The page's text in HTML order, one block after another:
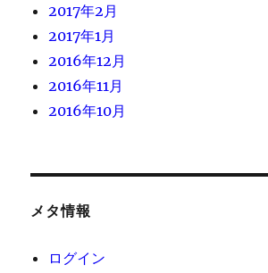
2017年2月
2017年1月
2016年12月
2016年11月
2016年10月
メタ情報
ログイン